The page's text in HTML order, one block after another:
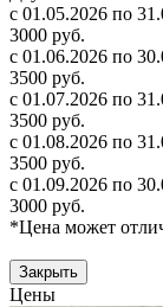
с 01.05.2026 по
3000 руб.
с 01.06.2026 по
3500 руб.
с 01.07.2026 по
3500 руб.
с 01.08.2026 по
3500 руб.
с 01.09.2026 по
3000 руб.
*Цена может
Закрыть
Цены